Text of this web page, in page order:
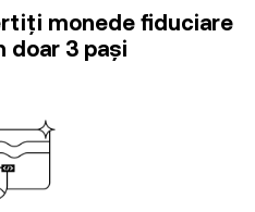
monede fiduciare
doar 3 pași